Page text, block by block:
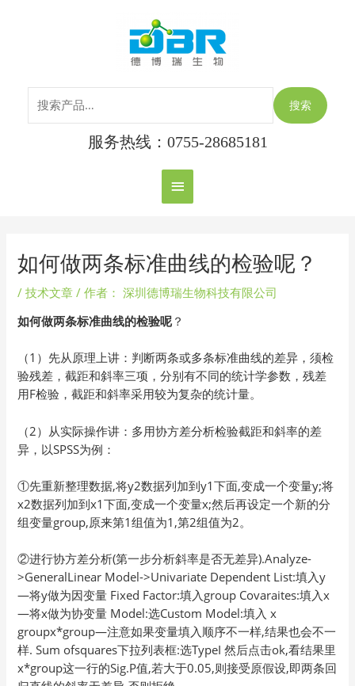
主
菜
单
搜索
服务热线：0755-28685181
如何做两条标准曲线的检验呢？
/技术文章 / 作者： 深圳德博瑞生物科技有限公司
如何做两条标准曲线的检验呢 ？
（1）先从原理上讲：判断两条或多条标准曲线的差异，须检
验残差，截距和斜率三项，分别有不同的统计学参数，残差
用F检验，截距和斜率采用较为复杂的统计量。
（2）从实际操作讲：多用协方差分析检验截距和斜率的差
异，以SPSS为例：
①先重新整理数据,将y2数据列加到y1下面,变成一个变量y;将
x2数据列加到x1下面,变成一个变量x;然后再设定一个新的分
组变量group,原来第1组值为1,第2组值为2。
②进行协方差分析(第一步分析斜率是否无差异).Analyze-
>GeneralLinear Model->Univariate Dependent List:填入y
—将y做为因变量 Fixed Factor:填入group Covaraites:填入x
—将x做为协变量 Model:选Custom Model:填入 x
groupx*group—注意如果变量填入顺序不一样,结果也会不一
样. Sum ofsquares下拉列表框:选TypeI 然后点击ok,看结果里
x*group这一行的Sig.P值,若大于0.05,则接受原假设,即两条回